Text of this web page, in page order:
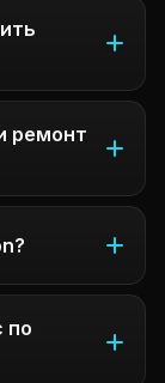
ремонт
по